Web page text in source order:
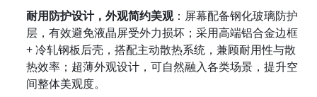
耐用防护设计，外观简约美观：屏幕配备钢化玻璃防护
层，有效避免液晶屏受外力损坏；采用高端铝合金边框
+ 冷轧钢板后壳，搭配主动散热系统，兼顾耐用性与散
热效率；超薄外观设计，可自然融入各类场景，提升空
间整体美观度。